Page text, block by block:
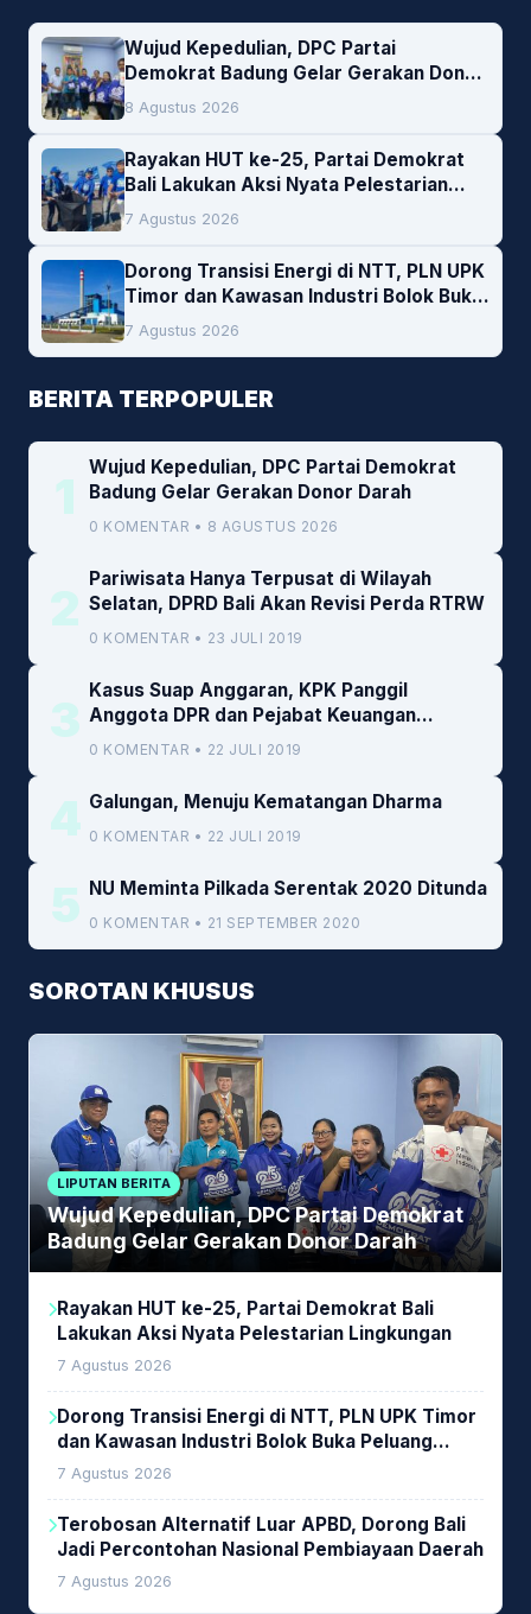
Wujud Kepedulian, DPC Partai
Demokrat Badung Gelar Gerakan Donor
Darah
8 Agustus 2026
Rayakan HUT ke-25, Partai Demokrat
Bali Lakukan Aksi Nyata Pelestarian
Lingkungan
7 Agustus 2026
Dorong Transisi Energi di NTT, PLN UPK
Timor dan Kawasan Industri Bolok Buka
Peluang Investasi Woodchip untuk
Cofiring PLTU Bolok
7 Agustus 2026
BERITA TERPOPULER
1
Wujud Kepedulian, DPC Partai Demokrat
Badung Gelar Gerakan Donor Darah
0 KOMENTAR • 8 AGUSTUS 2026
2
Pariwisata Hanya Terpusat di Wilayah
Selatan, DPRD Bali Akan Revisi Perda RTRW
0 KOMENTAR • 23 JULI 2019
3
Kasus Suap Anggaran, KPK Panggil
Anggota DPR dan Pejabat Keuangan
Kemenkeu
0 KOMENTAR • 22 JULI 2019
4 Galungan, Menuju Kematangan Dharma
0 KOMENTAR • 22 JULI 2019
5 NU Meminta Pilkada Serentak 2020 Ditunda
0 KOMENTAR • 21 SEPTEMBER 2020
SOROTAN KHUSUS
LIPUTAN BERITA
Wujud Kepedulian, DPC Partai Demokrat
Badung Gelar Gerakan Donor Darah
Rayakan HUT ke-25, Partai Demokrat Bali
Lakukan Aksi Nyata Pelestarian Lingkungan
7 Agustus 2026
Dorong Transisi Energi di NTT, PLN UPK Timor
dan Kawasan Industri Bolok Buka Peluang
Investasi Woodchip untuk Cofiring PLTU Bolok
7 Agustus 2026
Terobosan Alternatif Luar APBD, Dorong Bali
Jadi Percontohan Nasional Pembiayaan Daerah
7 Agustus 2026